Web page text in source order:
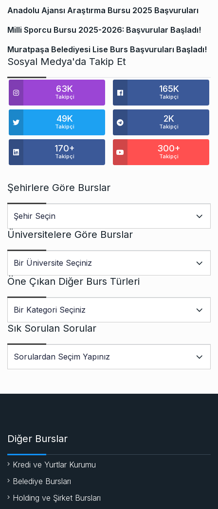
Anadolu Ajansı Araştırma Bursu 2025 Başvuruları
Milli Sporcu Bursu 2025-2026: Başvurular Başladı!
Muratpaşa Belediyesi Lise Burs Başvuruları Başladı!
Sosyal Medya'da Takip Et
63K
Takipçi
165K
Takipçi
49K
Takipçi
2K
Takipçi
170+
Takipçi
300+
Takipçi
Şehirlere Göre Burslar
Üniversitelere Göre Burslar
Öne Çıkan Diğer Burs Türleri
Sık Sorulan Sorular
Diğer Burslar
Kredi ve Yurtlar Kurumu
Belediye Bursları
Holding ve Şirket Bursları